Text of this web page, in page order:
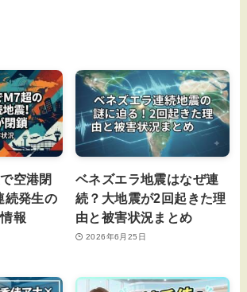
空港閉
続発生の
報
ベネズエラ地震はなぜ連
続？大地震が2回起きた理
由と被害状況まとめ
2026年6月25日